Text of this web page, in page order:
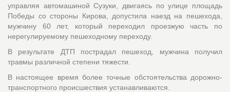
управляя автомашиной Сузуки, двигаясь по улице площадь
Победы со стороны Кирова, допустила наезд на пешехода,
мужчину 60 лет, который переходил проезжую часть по
нерегулируемому пешеходному переходу.
В результате ДТП пострадал пешеход, мужчина получил
травмы различной степени тяжести.
В настоящее время более точные обстоятельства дорожно-
транспортного происшествия устанавливаются.